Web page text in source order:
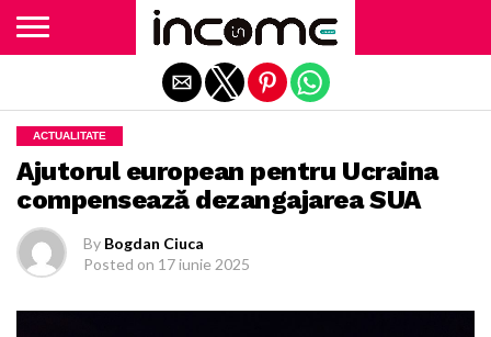
ACTUALITATE
Ajutorul european pentru Ucraina
compensează dezangajarea SUA
By Bogdan Ciuca
Posted on 17 iunie 2025
Exit mobile version